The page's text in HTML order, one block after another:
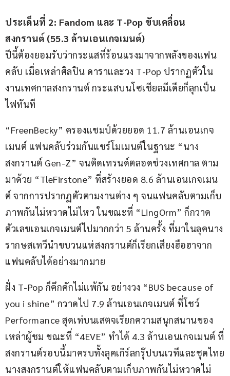
ประเด็นที่ 2: Fandom และ T-Pop ขับเคลื่อน
สงกรานต์ (55.3 ล้านเอนเกจเมนต์)
ปีนี้ต้องยอมรับว่ากระแสที่ร้อนแรงมาจากพลังของแฟน
คลับ เมื่อเหล่าศิลปิน ดาราและวง T-Pop ปรากฏตัวใน
งานเทศกาลสงกรานต์ กระแสบนโซเชียลมีเดียก็ลุกเป็น
ไฟทันที
“FreenBecky” ครองแชมป์ด้วยยอด 11.7 ล้านเอนเกจ
เมนต์ แฟนคลับร่วมกันแชร์โมเมนต์ในฐานะ “นาง
สงกรานต์ Gen-Z” จนติดเทรนด์ตลอดช่วงเทศกาล ตาม
มาด้วย “TleFirstone” ที่สร้างยอด 8.6 ล้านเอนเกจเมน
ต์ จากการปรากฏตัวตามงานต่าง ๆ จนแฟนคลับตามเก็บ
ภาพกันไม่หวาดไม่ไหว ในขณะที่ “LingOrm” ก็กวาด
ตัวเลขเอนเกจเมนต์ไปมากกว่า 5 ล้านครั้ง ที่มาในลุคนาง
รากษสเทวีนำขบวนแห่สงกรานต์ก็เรียกเสียงฮือฮาจาก
แฟนคลับได้อย่างมากมาย
ฝั่ง T-Pop ก็คึกคักไม่แพ้กัน อย่างวง “BUS because of
you i shine” กวาดไป 7.9 ล้านเอนเกจเมนต์ ที่โชว์
Performance สุดเท่บนเสตจเรียกความสนุกสนานของ
เหล่าผู้ชม ขณะที่ “4EVE” ทำได้ 4.3 ล้านเอนเกจเมนต์ ที่
สงกรานต์รอบนี้มาครบทั้งลุคเกิร์ลกรุ๊ปบนเวทีและชุดไทย
นางสงกรานต์ให้แฟนคลับตามเก็บภาพกันไม่หวาดไม่